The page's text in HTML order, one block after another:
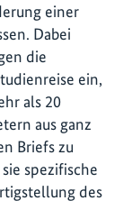
einer
Dabei
die
ein,
als 20
aus ganz
Briefs zu
spezifische
des